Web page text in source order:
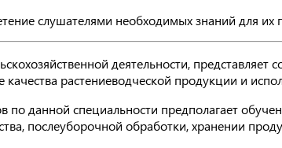
слушателями необходимых знаний для
деятельности,
растениеводческой продукции и
по данной специальности предполагает
послеуборочной обработки, хранении